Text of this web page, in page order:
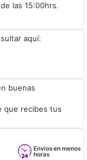
las 15:00hrs.
aquí:
buenas
que recibes tus
Envíos en menos de 24
horas